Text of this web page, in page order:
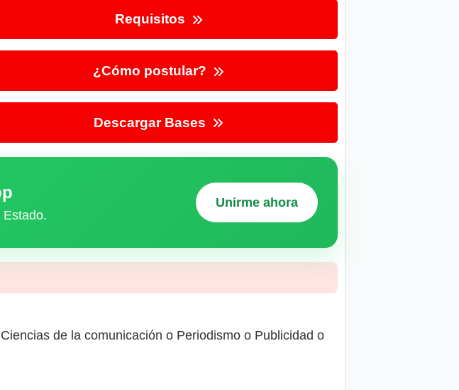
Requisitos
¿Cómo postular?
Descargar Bases
Unirme ahora
de la comunicación o Periodismo o Publicidad o